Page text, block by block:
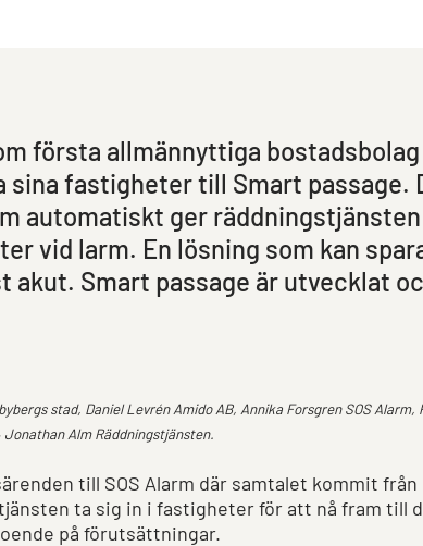
första allmännyttiga
fastigheter till Smart passage.
automatiskt ger
vid larm. En lösning som kan
akut. Smart passage är utvecklat
stad, Daniel Levrén Amido AB, Annika Forsgren SOS
Jonathan Alm Räddningstjänsten.
till SOS Alarm där samtalet kommit från
ta sig in i fastigheter för att nå fram till
på förutsättningar.